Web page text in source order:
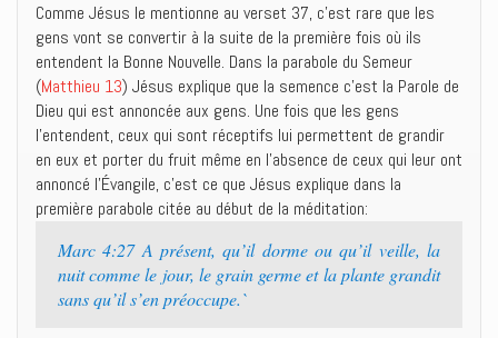
Comme Jésus le mentionne au verset 37, c’est rare que les
gens vont se convertir à la suite de la première fois où ils
entendent la Bonne Nouvelle. Dans la parabole du Semeur
(Matthieu 13) Jésus explique que la semence c’est la Parole de
Dieu qui est annoncée aux gens. Une fois que les gens
l’entendent, ceux qui sont réceptifs lui permettent de grandir
en eux et porter du fruit même en l’absence de ceux qui leur ont
annoncé l’Évangile, c’est ce que Jésus explique dans la
première parabole citée au début de la méditation:
Marc 4:27 A présent, qu’il dorme ou qu’il veille, la
nuit comme le jour, le grain germe et la plante grandit
sans qu’il s’en préoccupe.`